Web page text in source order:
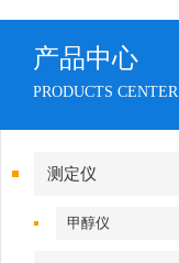
产品中心
PRODUCTS CENTER
测定仪
甲醇仪